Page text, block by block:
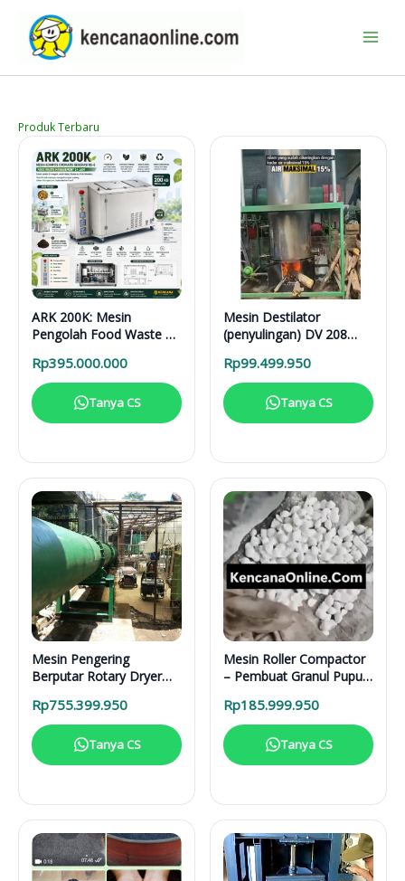
konten
Produk Terbaru
ARK 200K: Mesin
Pengolah Food Waste 24
Restoran, dan Kafe
Rp395.000.000
Tanya CS
Mesin Destilator
(penyulingan) DV 208
Rp99.499.950
Tanya CS
Mesin Pengering
Berputar Rotary Dryer
Rp755.399.950
Tanya CS
Mesin Roller Compactor
– Pembuat Granul Pupuk
Rp185.999.950
Tanya CS